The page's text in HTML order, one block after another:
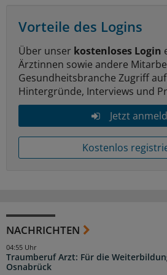
Vorteile des Logins
Über unser kostenloses Login
Ärztinnen sowie andere
Gesundheitsbranche Zugriff
Hintergründe, Interviews und
Jetzt
Kostenlos
NACHRICHTEN
Traumberuf Arzt: Für die
Osnabrück
04:55 Uhr